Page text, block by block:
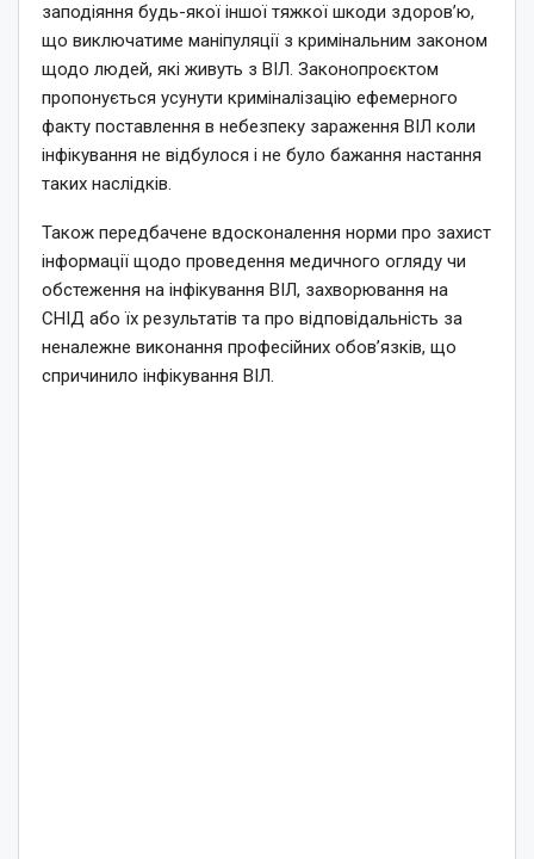
заподіяння будь-якої іншої тяжкої шкоди здоров’ю,
що виключатиме маніпуляції з кримінальним законом
щодо людей, які живуть з ВІЛ. Законопроєктом
пропонується усунути криміналізацію ефемерного
факту поставлення в небезпеку зараження ВІЛ коли
інфікування не відбулося і не було бажання настання
таких наслідків.
Також передбачене вдосконалення норми про захист
інформації щодо проведення медичного огляду чи
обстеження на інфікування ВІЛ, захворювання на
СНІД або їх результатів та про відповідальність за
неналежне виконання професійних обов’язків, що
спричинило інфікування ВІЛ.